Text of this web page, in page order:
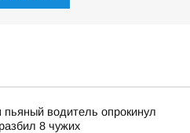
пьяный водитель опрокинул
8 чужих